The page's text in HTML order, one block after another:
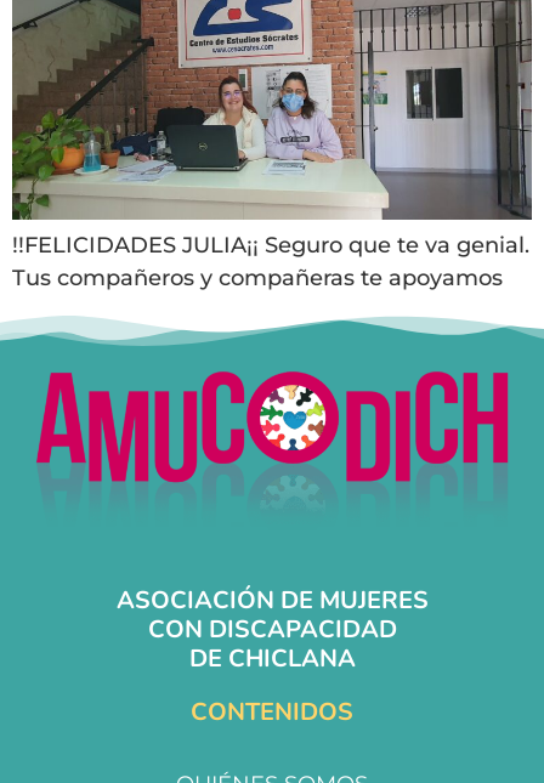
!!FELICIDADES JULIA¡¡ Seguro que te va genial.
Tus compañeros y compañeras te apoyamos
ASOCIACIÓN DE MUJERES
CON DISCAPACIDAD
DE CHICLANA
CONTENIDOS